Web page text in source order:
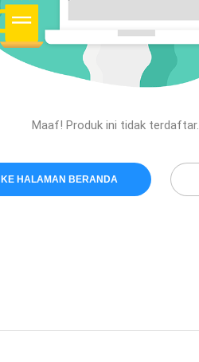
Maaf! Produk ini tidak terdaftar.
HALAMAN BERANDA